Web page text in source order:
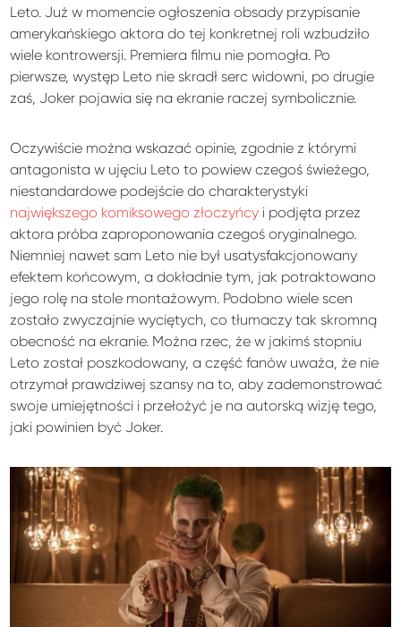
Leto. Już w momencie ogłoszenia obsady przypisanie
amerykańskiego aktora do tej konkretnej roli wzbudziło
wiele kontrowersji. Premiera filmu nie pomogła. Po
pierwsze, występ Leto nie skradł serc widowni, po drugie
zaś, Joker pojawia się na ekranie raczej symbolicznie.
Oczywiście można wskazać opinie, zgodnie z którymi
antagonista w ujęciu Leto to powiew czegoś świeżego,
niestandardowe podejście do charakterystyki
największego komiksowego złoczyńcy i podjęta przez
aktora próba zaproponowania czegoś oryginalnego.
Niemniej nawet sam Leto nie był usatysfakcjonowany
efektem końcowym, a dokładnie tym, jak potraktowano
jego rolę na stole montażowym. Podobno wiele scen
zostało zwyczajnie wyciętych, co tłumaczy tak skromną
obecność na ekranie. Można rzec, że w jakimś stopniu
Leto został poszkodowany, a część fanów uważa, że nie
otrzymał prawdziwej szansy na to, aby zademonstrować
swoje umiejętności i przełożyć je na autorską wizję tego,
jaki powinien być Joker.